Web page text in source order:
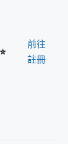
前往
註冊